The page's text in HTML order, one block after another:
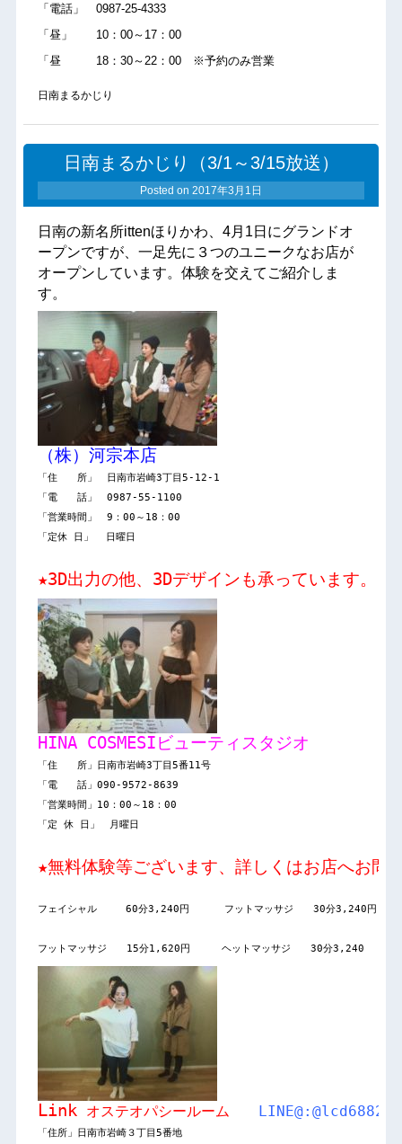
「電話」 0987-25-4333
「昼」 10：00～17：00
「昼 18：30～22：00 ※予約のみ営業
日南まるかじり
日南まるかじり（3/1～3/15放送）
Posted on 2017年3月1日
日南の新名所ittenほりかわ、4月1日にグランドオ
ープンですが、一足先に３つのユニークなお店が
オープンしています。体験を交えてご紹介しま
す。
（株）河宗本店
「住　　所」　日南市岩崎3丁目5-12-1
「電　　話」　0987-55-1100
「営業時間」　9：00～18：00
★3D出力の他、3Dデザインも承っています。
「住　　所」日南市岩崎3丁目5番11号
「電　　話」090-9572-8639
「営業時間」10：00～18：00
★無料体験等ございます、詳しくはお店へお問
フェイシャル　   60分3,240円　    フットマッサジ　　30分3,240円
フットマッサジ　　15分1,620円     ヘットマッサジ　　30分3,240
Link オステオパシールーム
「住所」日南市岩崎３丁目5番地